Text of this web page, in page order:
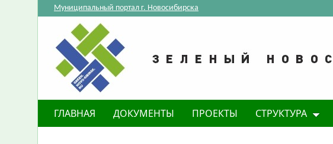
Муниципальный портал г. Новосибирска
ГЛАВНАЯ ДОКУМЕНТЫ ПРОЕКТЫ СТРУКТУРА